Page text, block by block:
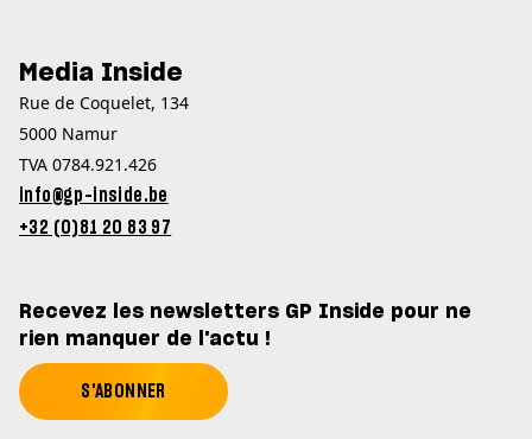
Media Inside
Rue de Coquelet, 134
5000 Namur
TVA 0784.921.426
info@gp-inside.be
+32 (0)81 20 83 97
Recevez les newsletters GP Inside pour ne
rien manquer de l'actu !
S'ABONNER